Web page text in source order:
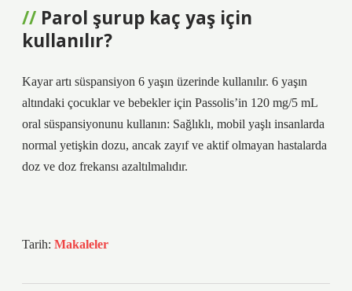
Parol şurup kaç yaş için
kullanılır?
Kayar artı süspansiyon 6 yaşın üzerinde kullanılır. 6 yaşın
altındaki çocuklar ve bebekler için Passolis’in 120 mg/5 mL
oral süspansiyonunu kullanın: Sağlıklı, mobil yaşlı insanlarda
normal yetişkin dozu, ancak zayıf ve aktif olmayan hastalarda
doz ve doz frekansı azaltılmalıdır.
Tarih: Makaleler